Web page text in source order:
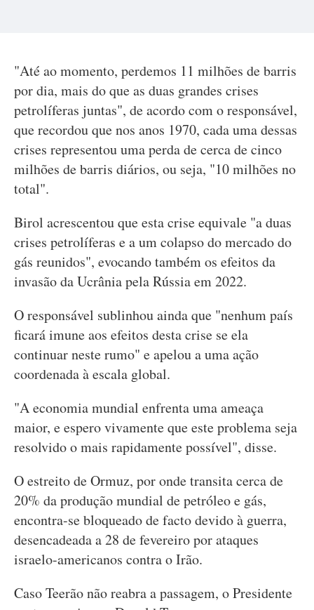
"Até ao momento, perdemos 11 milhões de barris
por dia, mais do que as duas grandes crises
petrolíferas juntas", de acordo com o responsável,
que recordou que nos anos 1970, cada uma dessas
crises representou uma perda de cerca de cinco
milhões de barris diários, ou seja, "10 milhões no
total".
Birol acrescentou que esta crise equivale "a duas
crises petrolíferas e a um colapso do mercado do
gás reunidos", evocando também os efeitos da
invasão da Ucrânia pela Rússia em 2022.
O responsável sublinhou ainda que "nenhum país
ficará imune aos efeitos desta crise se ela
continuar neste rumo" e apelou a uma ação
coordenada à escala global.
"A economia mundial enfrenta uma ameaça
maior, e espero vivamente que este problema seja
resolvido o mais rapidamente possível", disse.
O estreito de Ormuz, por onde transita cerca de
20% da produção mundial de petróleo e gás,
encontra-se bloqueado de facto devido à guerra,
desencadeada a 28 de fevereiro por ataques
israelo-americanos contra o Irão.
Caso Teerão não reabra a passagem, o Presidente